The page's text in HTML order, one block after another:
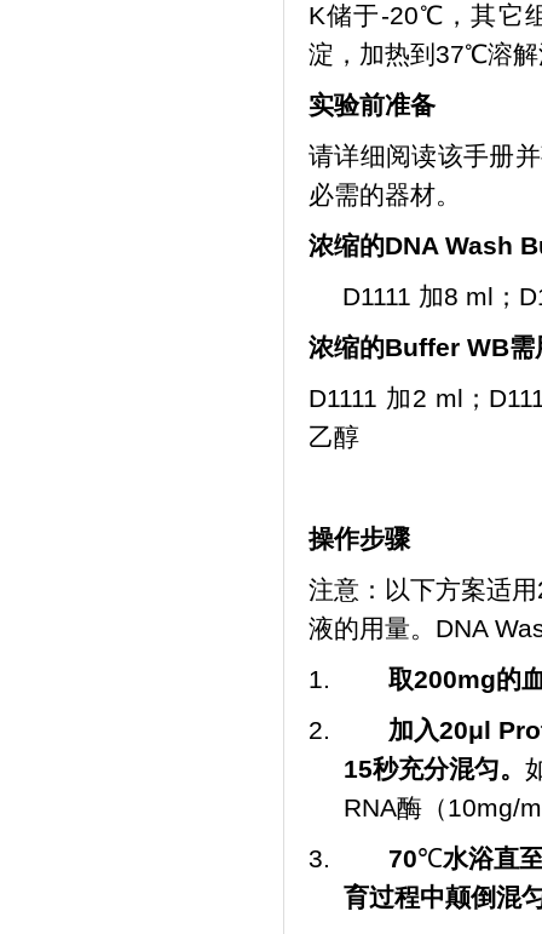
K储于-20℃，其它
淀，加热到37℃溶
实验前准备
请详细阅读该手册
必需的器材。
浓缩的DNA Wash
D1111 加8 ml；
浓缩的Buffer WB需
D1111 加2 ml；
乙醇
操作步骤
注意：以下方案适
液的用量。DNA
1. 取200mg的
2. 加入20μl
15秒充分混匀。
RNA酶（10mg/
3. 70℃水浴直
育过程中颠倒混